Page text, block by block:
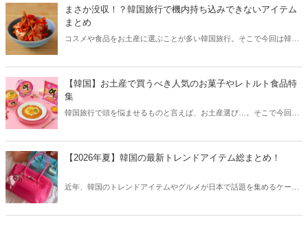
まさか没収！？韓国旅行で機内持ち込みできないアイテム
まとめ
コスメや食品をお土産に選ぶことが多い韓国旅行。そこで今回は韓国
【韓国】お土産で買うべき人気のお菓子やレトルト食品特
集
韓国旅行で頭を悩ませるものと言えば、お土産選び…。そこで今回は
【2026年夏】韓国の最新トレンドアイテム総まとめ！
近年、韓国のトレンドアイテムやグルメが日本で話題を集めるケース